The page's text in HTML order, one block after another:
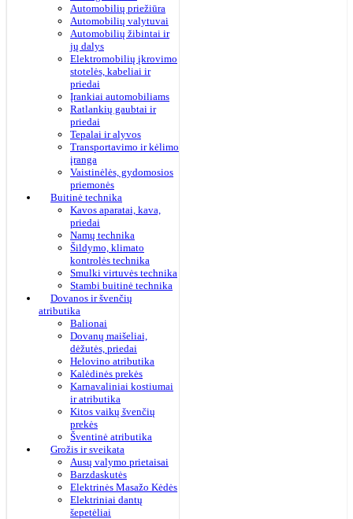
Automobilių priežiūra
Automobilių valytuvai
Automobilių žibintai ir
jų dalys
Elektromobilių įkrovimo
stotelės, kabeliai ir
priedai
Įrankiai automobiliams
Ratlankių gaubtai ir
priedai
Tepalai ir alyvos
Transportavimo ir kėlimo
įranga
Vaistinėlės, gydomosios
priemonės
Buitinė technika
Kavos aparatai, kava,
priedai
Namų technika
Šildymo, klimato
kontrolės technika
Smulki virtuvės technika
Stambi buitinė technika
Dovanos ir švenčių
atributika
Balionai
Dovanų maišeliai,
dėžutės, priedai
Helovino atributika
Kalėdinės prekės
Karnavaliniai kostiumai
ir atributika
Kitos vaikų švenčių
prekės
Šventinė atributika
Grožis ir sveikata
Ausų valymo prietaisai
Barzdaskutės
Elektrinės Masažo Kėdės
Elektriniai dantų
šepetėliai